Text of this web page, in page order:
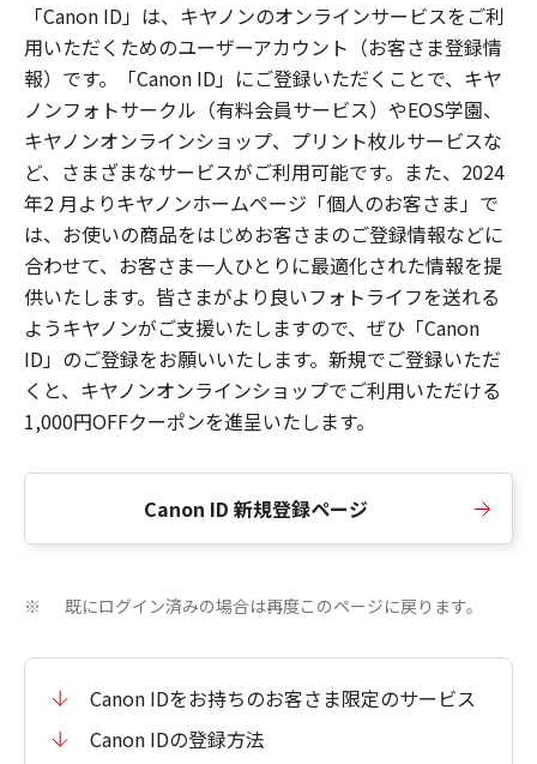
「Canon ID」は、キヤノンのオンラインサービスをご利
用いただくためのユーザーアカウント（お客さま登録情
報）です。「Canon ID」にご登録いただくことで、キヤ
ノンフォトサークル（有料会員サービス）やEOS学園、
キヤノンオンラインショップ、プリント枚ルサービスな
ど、さまざまなサービスがご利用可能です。また、2024
年2 月よりキヤノンホームページ「個人のお客さま」で
は、お使いの商品をはじめお客さまのご登録情報などに
合わせて、お客さま一人ひとりに最適化された情報を提
供いたします。皆さまがより良いフォトライフを送れる
ようキヤノンがご支援いたしますので、ぜひ「Canon
ID」のご登録をお願いいたします。新規でご登録いただ
くと、キヤノンオンラインショップでご利用いただける
1,000円OFFクーポンを進呈いたします。
Canon ID 新規登録ページ
※ 既にログイン済みの場合は再度このページに戻ります。
Canon IDをお持ちのお客さま限定のサービス
Canon IDの登録方法